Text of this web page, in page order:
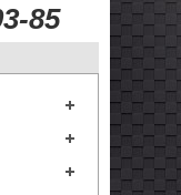
85